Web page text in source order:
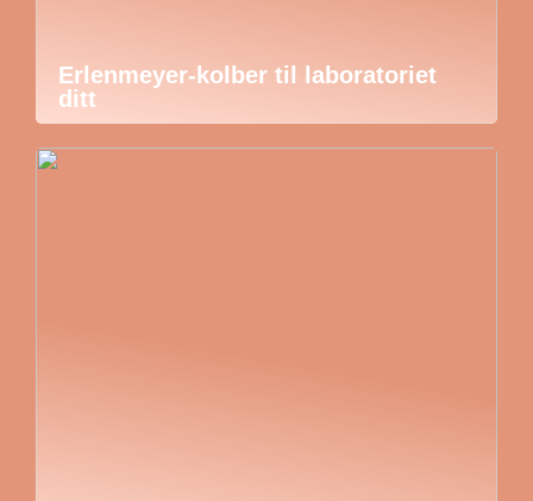
Erlenmeyer-kolber til laboratoriet
ditt